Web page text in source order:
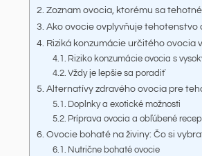
Zoznam ovocia, ktorému sa
Ako ovocie ovplyvňuje tehotenstvo
Riziká konzumácie určitého ovocia
Riziko konzumácie ovocia s
Vždy je lepšie sa poradiť
Alternatívy zdravého ovocia pre
Doplnky a exotické možnosti
Príprava ovocia a obľúbené
Ovocie bohaté na živiny: Čo si
Nutrične bohaté ovocie